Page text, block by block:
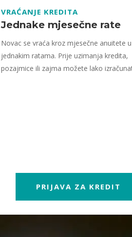
VRAĆANJE KREDITA
Jednake mjesečne rate
Novac se vraća kroz mjesečne anuitete u
jednakim ratama. Prije uzimanja kredita,
pozajmice ili zajma možete lako
PRIJAVA ZA KREDIT